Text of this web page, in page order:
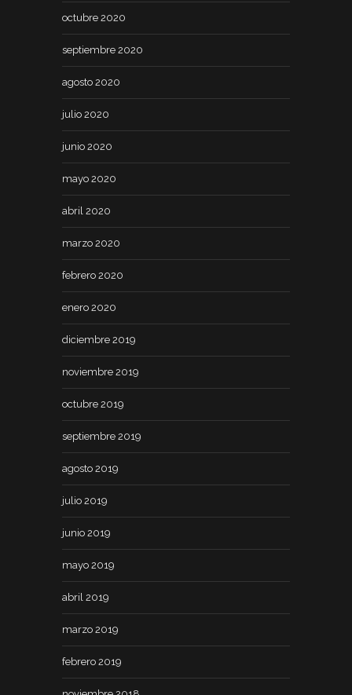
octubre 2020
septiembre 2020
agosto 2020
julio 2020
junio 2020
mayo 2020
abril 2020
marzo 2020
febrero 2020
enero 2020
diciembre 2019
noviembre 2019
octubre 2019
septiembre 2019
agosto 2019
julio 2019
junio 2019
mayo 2019
abril 2019
marzo 2019
febrero 2019